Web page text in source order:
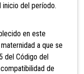
inicio del período.
en este
a que se
del Código del
de